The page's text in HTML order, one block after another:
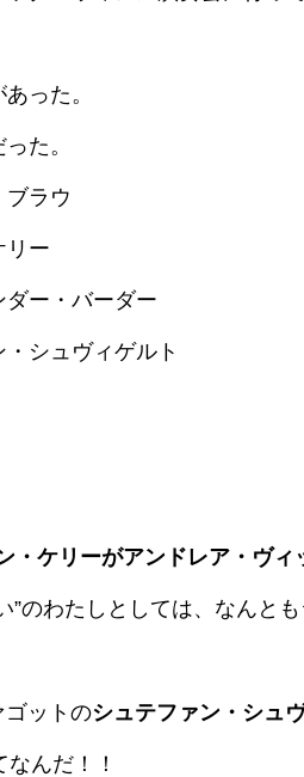
った。
た。
ブラウ
リー
ー・バーダー
シュヴィゲルト
・ケリーがアンドレア・ヴィ
”のわたしとしては、なんと
ゴットのシュテファン・シュ
んだ！！